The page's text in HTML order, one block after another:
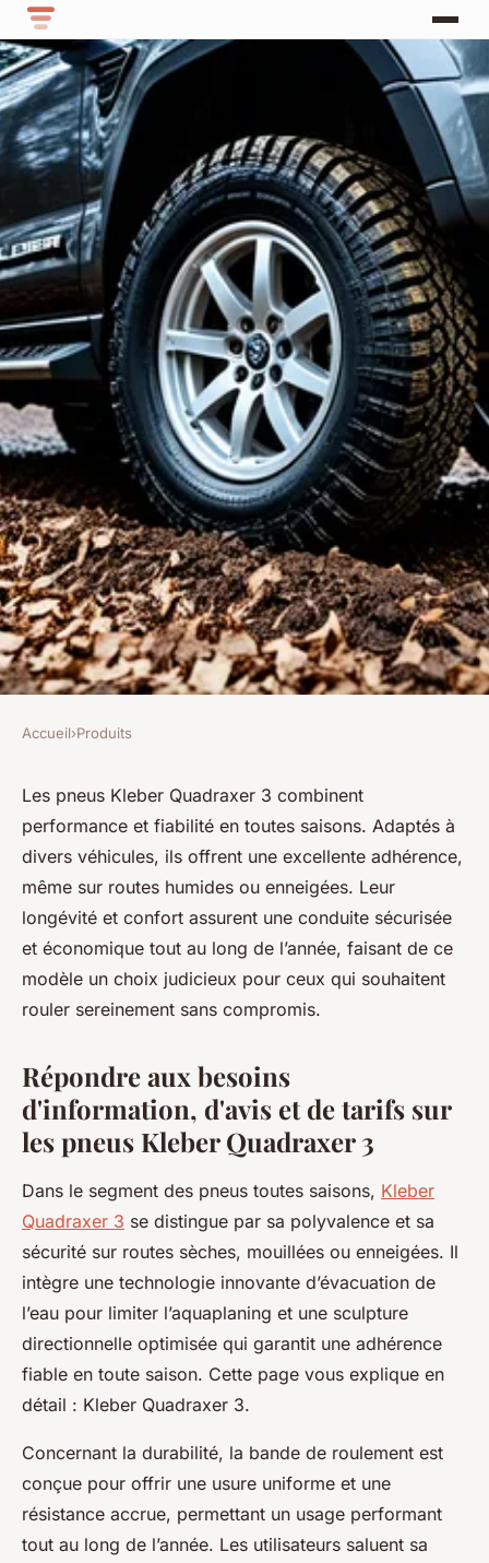
Les pneus kleber quadraxer 3 :
l'alliance parfaite pour toutes
saisons
Sarah•19 mai 2025•6 min de lecture
Accueil›Produits
Les pneus Kleber Quadraxer 3 combinent
performance et fiabilité en toutes saisons. Adaptés à
divers véhicules, ils offrent une excellente adhérence,
même sur routes humides ou enneigées. Leur
longévité et confort assurent une conduite sécurisée
et économique tout au long de l’année, faisant de ce
modèle un choix judicieux pour ceux qui souhaitent
rouler sereinement sans compromis.
Répondre aux besoins
d'information, d'avis et de tarifs sur
les pneus Kleber Quadraxer 3
Dans le segment des pneus toutes saisons, Kleber
Quadraxer 3 se distingue par sa polyvalence et sa
sécurité sur routes sèches, mouillées ou enneigées. Il
intègre une technologie innovante d’évacuation de
l’eau pour limiter l’aquaplaning et une sculpture
directionnelle optimisée qui garantit une adhérence
fiable en toute saison. Cette page vous explique en
détail : Kleber Quadraxer 3.
Concernant la durabilité, la bande de roulement est
conçue pour offrir une usure uniforme et une
résistance accrue, permettant un usage performant
tout au long de l’année. Les utilisateurs saluent sa